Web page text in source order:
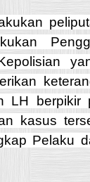
LH berpikir
kasus
Pelaku